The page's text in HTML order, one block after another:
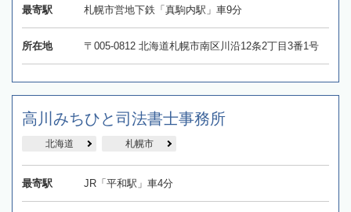
最寄駅 札幌市営地下鉄「真駒内駅」車9分
所在地 〒005-0812 北海道札幌市南区川沿12条2丁目3番1号
高川みちひと司法書士事務所
北海道 札幌市
最寄駅 JR「平和駅」車4分